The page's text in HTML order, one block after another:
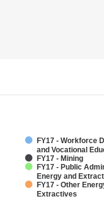
FY17 - Workforce
and Vocational
FY17 - Mining
FY17 - Public
Energy and
FY17 - Other
Extractives